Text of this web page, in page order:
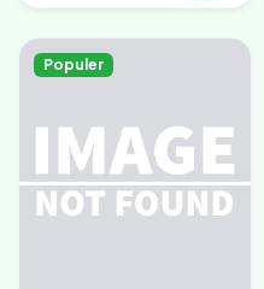
Populer